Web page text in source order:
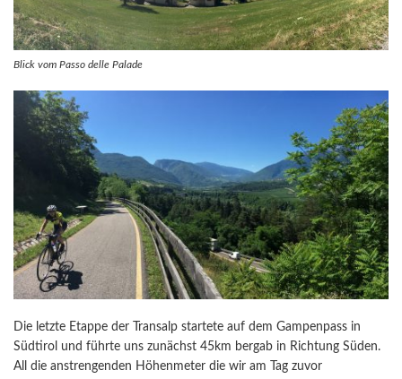
Blick vom Passo delle Palade
Die letzte Etappe der Transalp startete auf dem Gampenpass in
Südtirol und führte uns zunächst 45km bergab in Richtung Süden.
All die anstrengenden Höhenmeter die wir am Tag zuvor